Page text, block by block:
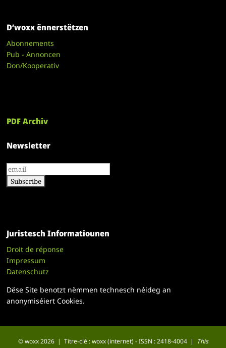
D’woxx ënnerstëtzen
Abonnements
Pub - Annoncen
Don/Kooperativ
PDF Archiv
Newsletter
Juristesch Informatiounen
Droit de réponse
Impressum
Datenschutz
Dëse Site benotzt nëmmen technesch néideg an
anonymiséiert Cookies.
© woxx 2026 | Titre-clé : woxx (internet) - ISSN : 2418-4004 | This